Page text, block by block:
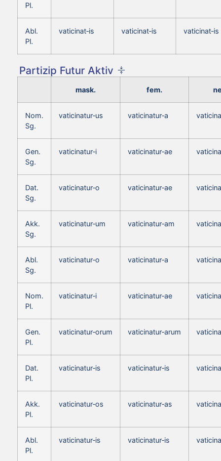
Pl.
Abl.
Pl.
vaticinat‑is vaticinat‑is vaticinat‑is
Partizip Futur Aktiv
mask. fem.
Nom.
Sg.
vaticinatur‑us vaticinatur‑a
Gen.
Sg.
vaticinatur‑i vaticinatur‑ae
Dat.
Sg.
vaticinatur‑o vaticinatur‑ae
Akk.
Sg.
vaticinatur‑um vaticinatur‑am
Abl.
Sg.
vaticinatur‑o vaticinatur‑a
Nom.
Pl.
vaticinatur‑i vaticinatur‑ae
Gen.
Pl.
vaticinatur‑orum vaticinatur‑arum
Dat.
Pl.
vaticinatur‑is vaticinatur‑is
Akk.
Pl.
vaticinatur‑os vaticinatur‑as
Abl.
Pl.
vaticinatur‑is vaticinatur‑is